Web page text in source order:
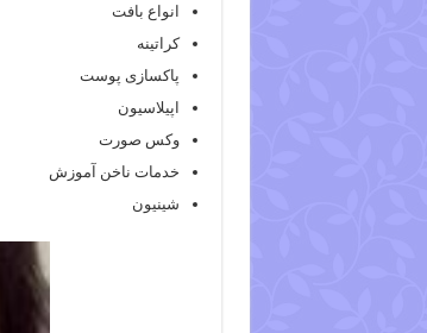
انواع بافت
کراتینه
پاکسازی پوست
اپیلاسیون
وکس صورت
خدمات ناخن آموزش
شینیون